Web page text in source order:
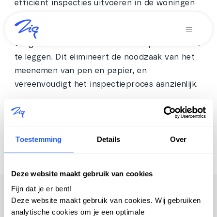
Toestemming Details Over
Deze website maakt gebruik van cookies
Fijn dat je er bent!
Deze website maakt gebruik van cookies. Wij gebruiken
analytische cookies om je een optimale
inhoud
Toggle
Producten
Zoeken
naar:
efficiënt inspecties uitvoeren in de woningen
gebruiken om foto’s te maken, notities toe te
voegen en eventuele schade of reparaties vast
te leggen. Dit elimineert de noodzaak van het
meenemen van pen en papier, en
vereenvoudigt het inspectieproces aanzienlijk.
06 november 2024